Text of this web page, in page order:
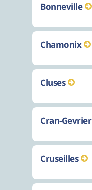
Bonneville
Chamonix
Cluses
Cran-Gevrier
Cruseilles